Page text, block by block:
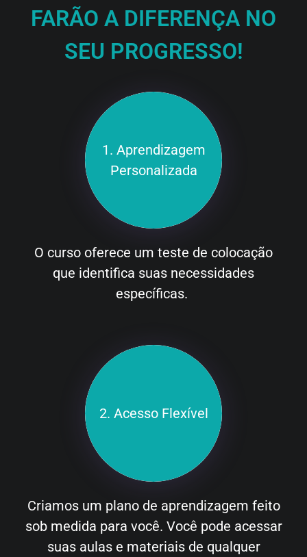
FARÃO A DIFERENÇA NO
SEU PROGRESSO!
1. Aprendizagem
Personalizada
O curso oferece um teste de colocação
que identifica suas necessidades
específicas.
2. Acesso Flexível
Criamos um plano de aprendizagem feito
sob medida para você. Você pode acessar
suas aulas e materiais de qualquer